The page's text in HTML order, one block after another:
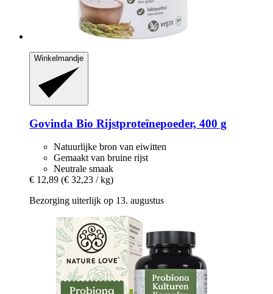
Winkelmandje
Govinda Bio Rijstproteïnepoeder, 400 g
Natuurlijke bron van eiwitten
Gemaakt van bruine rijst
Neutrale smaak
€ 12,89 (€ 32,23 / kg)
Bezorging uiterlijk op 13. augustus